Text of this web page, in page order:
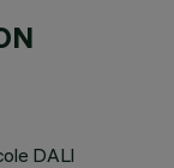
DALI